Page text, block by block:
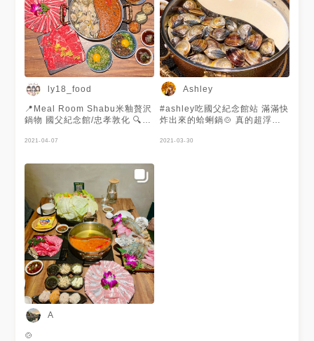
ly18_food
📍Meal Room Shabu米釉贅沢
鍋物 國父紀念館/忠孝敦化 🔍特
國父紀念館#ly18吃忠孝敦化
套餐 $1280 美味程度：4.3 . 套
餐內容有 開胃小菜、綜合菜
盤、日式燉肉、經典肉品三拼、
甜點、主食 經典肉品我們選擇
了美國雪花牛、PRIME板腱
牛、PRIME翼板牛三款 主食選
擇了月見蔥花飯（須加價$49）
及月見椒麻牛飯（須加價$69）
它們的肉很新鮮品質都不錯 最
讓人為之驚嘆是PRIME翼板
牛！ 吃下去完全嫩到融化 月見
椒麻牛飯 也是很推薦 一口飯椒
麻香氣湧上來 還有牛肉跟油脂
結合一塊塊跟生蛋黃拌入在一起
配上下面的醬 完全開胃👍一碗
飯整整到就這樣嗑光了！ 🍴爆
2021-04-07
Ashley
#ashley吃國父紀念館站 滿滿快
炸出來的蛤蜊鍋🍲 真的超浮誇
只能眼巴巴看友人狂嗑，自己默
2021-03-30
A
🍲